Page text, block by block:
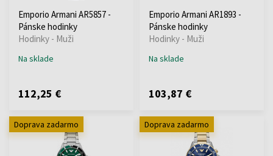
Emporio Armani AR5857 -
Pánske hodinky
Hodinky - Muži
Na sklade
112,25 €
Emporio Armani AR1893 -
Pánske hodinky
Hodinky - Muži
Na sklade
103,87 €
Doprava zadarmo Doprava zadarmo